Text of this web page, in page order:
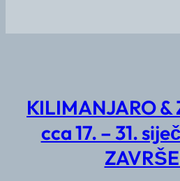
KILIMANJARO &
cca 17. – 31.